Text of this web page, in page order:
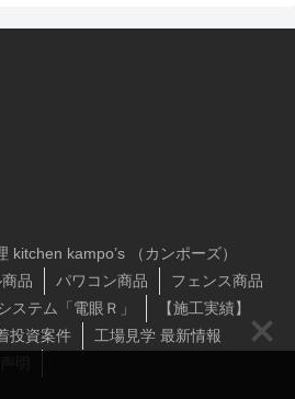
kitchen kampo’s （カンポーズ）
品 パワコン商品
フェンス商品
ステム「電眼Ｒ」
【施工実績】
投資案件
工場見学 最新情報